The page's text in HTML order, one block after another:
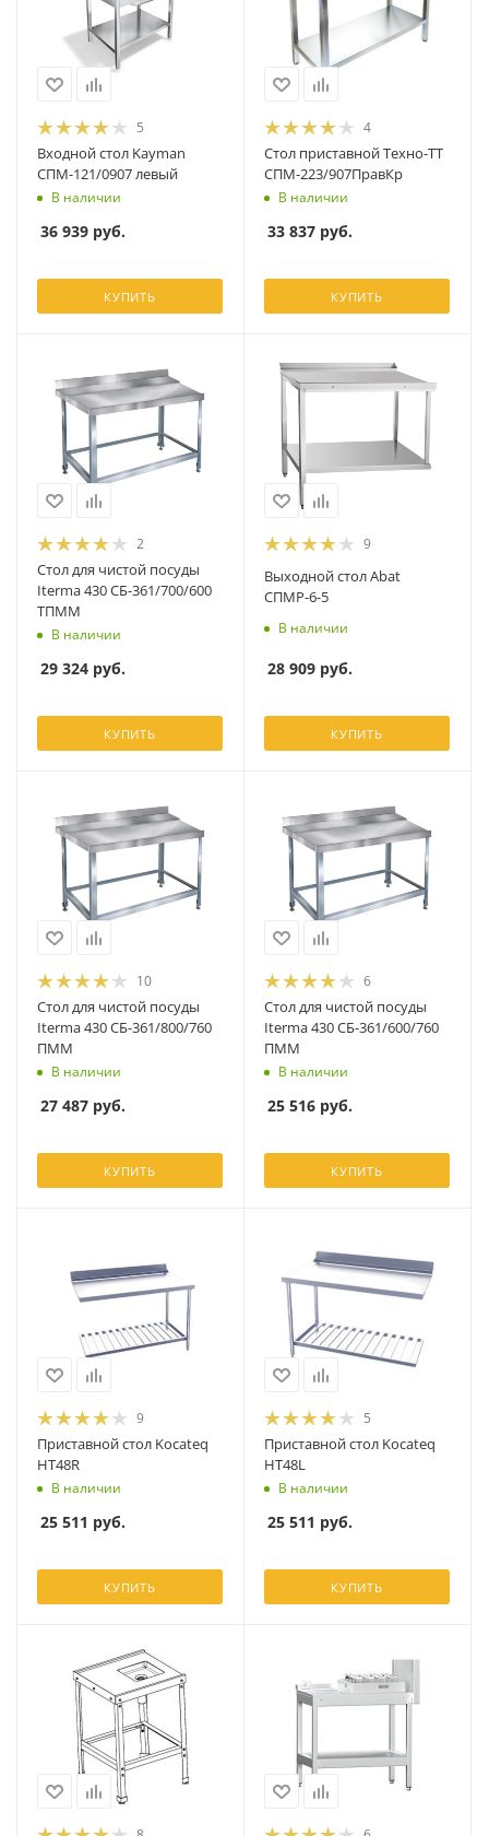
5
Входной стол Kayman
СПМ-121/0907 левый
В наличии
36 939 руб.
КУПИТЬ
4
Стол приставной Техно-ТТ
СПМ-223/907ПравКр
В наличии
33 837 руб.
КУПИТЬ
2
Стол для чистой посуды
Iterma 430 СБ-361/700/600
ТПММ
В наличии
29 324 руб.
КУПИТЬ
9
Выходной стол Abat
СПМР-6-5
В наличии
28 909 руб.
КУПИТЬ
10
Стол для чистой посуды
Iterma 430 СБ-361/800/760
ПММ
В наличии
27 487 руб.
КУПИТЬ
6
Стол для чистой посуды
Iterma 430 СБ-361/600/760
ПММ
В наличии
25 516 руб.
КУПИТЬ
9
Приставной стол Kocateq
HT48R
В наличии
25 511 руб.
КУПИТЬ
5
Приставной стол Kocateq
HT48L
В наличии
25 511 руб.
КУПИТЬ